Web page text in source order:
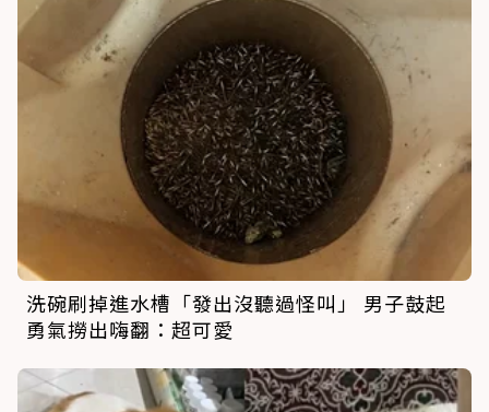
洗碗刷掉進水槽「發出沒聽過怪叫」 男子鼓起
勇氣撈出嗨翻：超可愛